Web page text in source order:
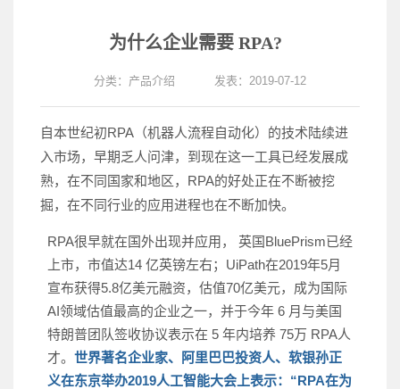
为什么企业需要 RPA?
分类： 产品介绍 发表：2019-07-12
自本世纪初RPA（机器人流程自动化）的技术陆续进
入市场，早期乏人问津，到现在这一工具已经发展成
熟，在不同国家和地区，RPA的好处正在不断被挖
掘，在不同行业的应用进程也在不断加快。
RPA很早就在国外出现并应用， 英国BluePrism已经
上市，市值达14 亿英镑左右；UiPath在2019年5月
宣布获得5.8亿美元融资，估值70亿美元，成为国际
AI领域估值最高的企业之一，并于今年 6 月与美国
特朗普团队签收协议表示在 5 年内培养 75万 RPA人
才。 世界著名企业家、阿里巴巴投资人、软银孙正
义在东京举办2019人工智能大会上表示： “RPA在为